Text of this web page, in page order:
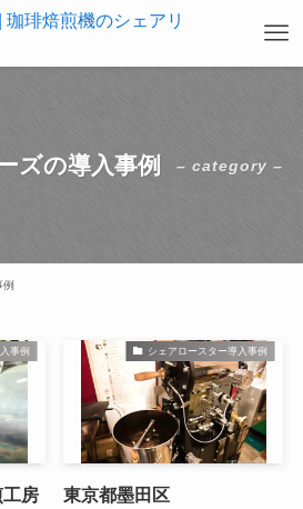
ズの導入事例 – category –
事例
房
シェアロースター導入事例
東京都墨田区